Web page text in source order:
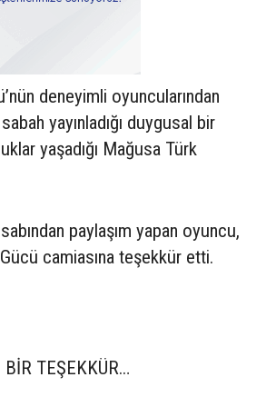
deneyimli oyuncularından
yayınladığı duygusal bir
yaşadığı Mağusa Türk
paylaşım yapan oyuncu,
camiasına teşekkür etti.
BİR TEŞEKKÜR…